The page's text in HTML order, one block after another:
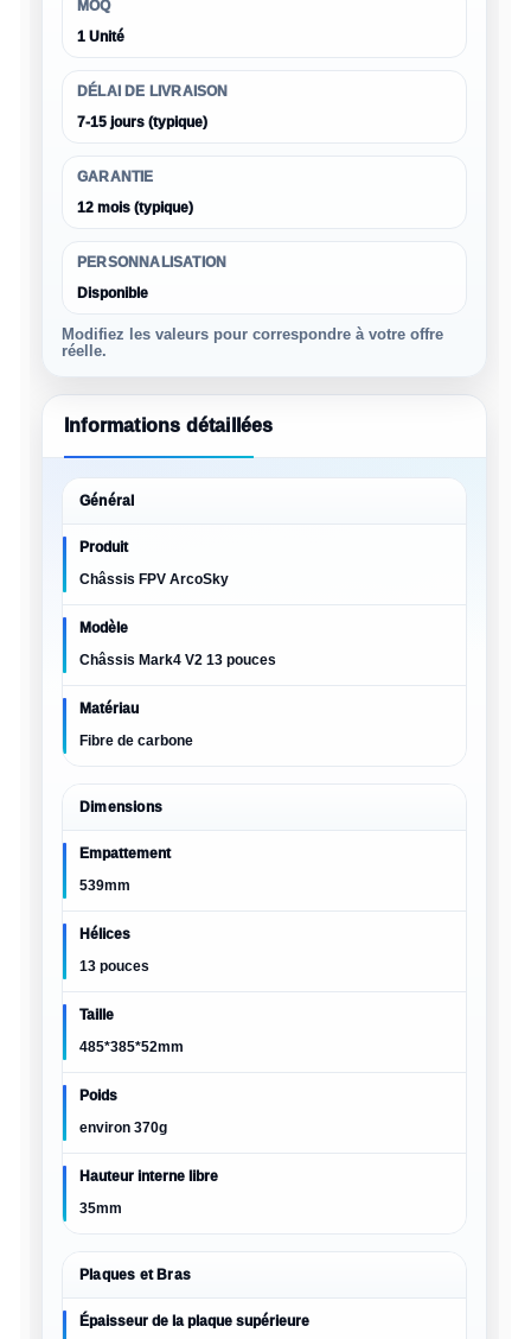
MOQ
1 Unité
DÉLAI DE LIVRAISON
7-15 jours (typique)
GARANTIE
12 mois (typique)
PERSONNALISATION
Disponible
Modifiez les valeurs pour correspondre à votre offre
réelle.
Informations détaillées
Général
Produit
Châssis FPV ArcoSky
Modèle
Châssis Mark4 V2 13 pouces
Matériau
Fibre de carbone
Dimensions
Empattement
539mm
Hélices
13 pouces
Taille
485*385*52mm
Poids
environ 370g
Hauteur interne libre
35mm
Plaques et Bras
Épaisseur de la plaque supérieure